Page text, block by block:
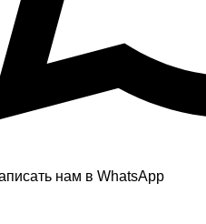
нам в WhatsApp